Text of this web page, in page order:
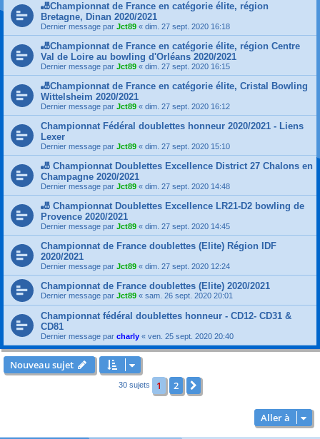
🎳Championnat de France en catégorie élite, région
Bretagne, Dinan 2020/2021
Dernier message par Jct89 « dim. 27 sept. 2020 16:18
🎳Championnat de France en catégorie élite, région Centre
Val de Loire au bowling d'Orléans 2020/2021
Dernier message par Jct89 « dim. 27 sept. 2020 16:15
🎳Championnat de France en catégorie élite, Cristal Bowling
Wittelsheim 2020/2021
Dernier message par Jct89 « dim. 27 sept. 2020 16:12
Championnat Fédéral doublettes honneur 2020/2021 - Liens
Lexer
Dernier message par Jct89 « dim. 27 sept. 2020 15:10
🎳 Championnat Doublettes Excellence District 27 Chalons en
Champagne 2020/2021
Dernier message par Jct89 « dim. 27 sept. 2020 14:48
🎳 Championnat Doublettes Excellence LR21-D2 bowling de
Provence 2020/2021
Dernier message par Jct89 « dim. 27 sept. 2020 14:45
Championnat de France doublettes (Elite) Région IDF
2020/2021
Dernier message par Jct89 « dim. 27 sept. 2020 12:24
Championnat de France doublettes (Elite) 2020/2021
Dernier message par Jct89 « sam. 26 sept. 2020 20:01
Championnat fédéral doublettes honneur - CD12- CD31 &
CD81
Dernier message par charly « ven. 25 sept. 2020 20:40
Nouveau sujet
30 sujets 1 2
Aller à